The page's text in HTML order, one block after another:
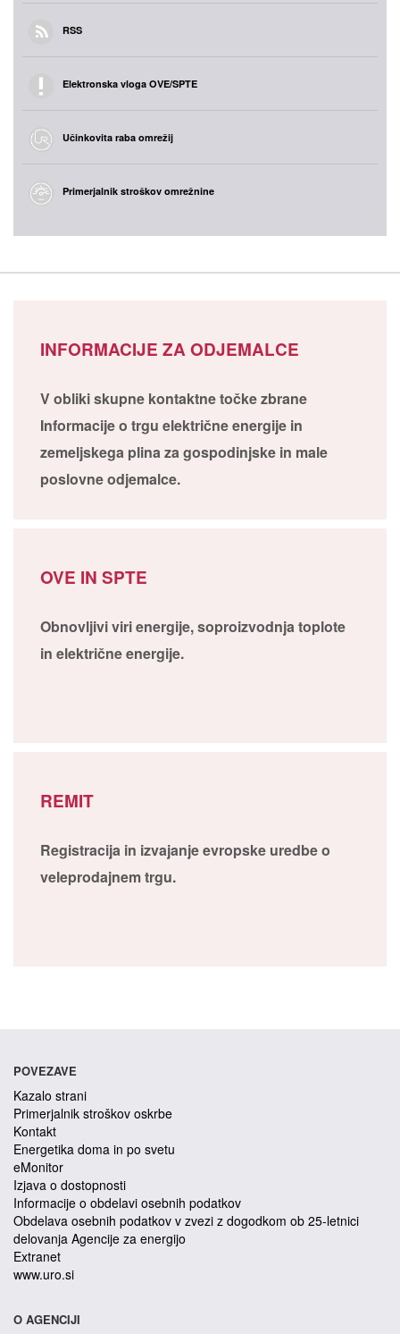
RSS
Elektronska vloga OVE/SPTE
Učinkovita raba omrežij
Primerjalnik stroškov omrežnine
INFORMACIJE ZA ODJEMALCE
V obliki skupne kontaktne točke zbrane
Informacije o trgu električne energije in
zemeljskega plina za gospodinjske in male
poslovne odjemalce.
OVE IN SPTE
Obnovljivi viri energije, soproizvodnja toplote
in električne energije.
REMIT
Registracija in izvajanje evropske uredbe o
veleprodajnem trgu.
POVEZAVE
Kazalo strani
Primerjalnik stroškov oskrbe
Kontakt
Energetika doma in po svetu
eMonitor
Izjava o dostopnosti
Informacije o obdelavi osebnih podatkov
Obdelava osebnih podatkov v zvezi z dogodkom ob 25-letnici
delovanja Agencije za energijo
Extranet
www.uro.si
O AGENCIJI